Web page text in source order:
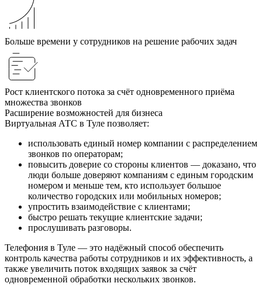
Больше времени у сотрудников на решение рабочих задач
Рост клиентского потока за счёт одновременного приёма
множества звонков
Расширение возможностей для бизнеса
Виртуальная АТС в Туле позволяет:
использовать единый номер компании с распределением
звонков по операторам;
повысить доверие со стороны клиентов — доказано, что
люди больше доверяют компаниям с единым городским
номером и меньше тем, кто использует большое
количество городских или мобильных номеров;
упростить взаимодействие с клиентами;
быстро решать текущие клиентские задачи;
прослушивать разговоры.
Телефония в Туле — это надёжный способ обеспечить
контроль качества работы сотрудников и их эффективность, а
также увеличить поток входящих заявок за счёт
одновременной обработки нескольких звонков.